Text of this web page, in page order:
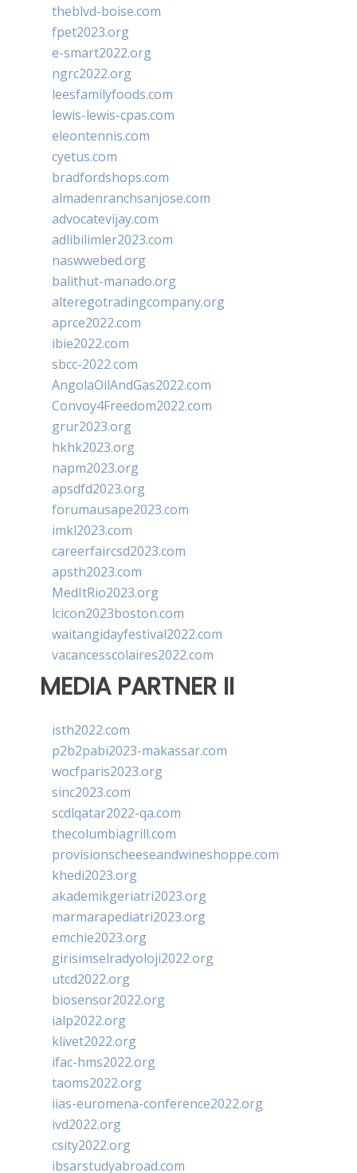
theblvd-boise.com
fpet2023.org
e-smart2022.org
ngrc2022.org
leesfamilyfoods.com
lewis-lewis-cpas.com
eleontennis.com
cyetus.com
bradfordshops.com
almadenranchsanjose.com
advocatevijay.com
adlibilimler2023.com
naswwebed.org
balithut-manado.org
alteregotradingcompany.org
aprce2022.com
ibie2022.com
sbcc-2022.com
AngolaOilAndGas2022.com
Convoy4Freedom2022.com
grur2023.org
hkhk2023.org
napm2023.org
apsdfd2023.org
forumausape2023.com
imkl2023.com
careerfaircsd2023.com
apsth2023.com
MedItRio2023.org
lcicon2023boston.com
waitangidayfestival2022.com
vacancesscolaires2022.com
MEDIA PARTNER II
isth2022.com
p2b2pabi2023-makassar.com
wocfparis2023.org
sinc2023.com
scdlqatar2022-qa.com
thecolumbiagrill.com
provisionscheeseandwineshoppe.com
khedi2023.org
akademikgeriatri2023.org
marmarapediatri2023.org
emchie2023.org
girisimselradyoloji2022.org
utcd2022.org
biosensor2022.org
ialp2022.org
klivet2022.org
ifac-hms2022.org
taoms2022.org
iias-euromena-conference2022.org
ivd2022.org
csity2022.org
ibsarstudyabroad.com